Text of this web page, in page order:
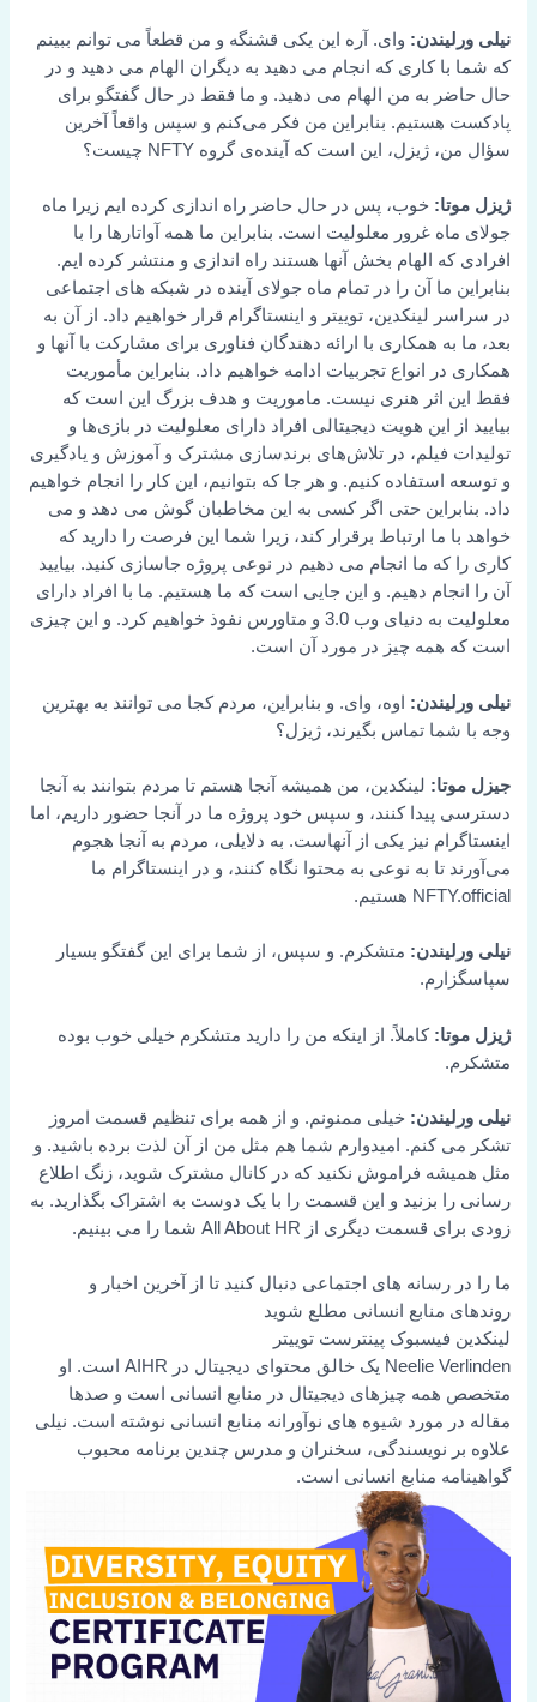
نیلی ورلیندن: وای. آره این یکی قشنگه و من قطعاً می توانم ببینم
که شما با کاری که انجام می دهید به دیگران الهام می دهید و در
حال حاضر به من الهام می دهید. و ما فقط در حال گفتگو برای
پادکست هستیم. بنابراین من فکر می‌کنم و سپس واقعاً آخرین
سؤال من، ژیزل، این است که آینده‌ی گروه NFTY چیست؟
ژیزل موتا: خوب، پس در حال حاضر راه اندازی کرده ایم زیرا ماه
جولای ماه غرور معلولیت است. بنابراین ما همه آواتارها را با
افرادی که الهام بخش آنها هستند راه اندازی و منتشر کرده ایم.
بنابراین ما آن را در تمام ماه جولای آینده در شبکه های اجتماعی
در سراسر لینکدین، توییتر و اینستاگرام قرار خواهیم داد. از آن به
بعد، ما به همکاری با ارائه دهندگان فناوری برای مشارکت با آنها و
همکاری در انواع تجربیات ادامه خواهیم داد. بنابراین مأموریت
فقط این اثر هنری نیست. ماموریت و هدف بزرگ این است که
بیایید از این هویت دیجیتالی افراد دارای معلولیت در بازی‌ها و
تولیدات فیلم، در تلاش‌های برندسازی مشترک و آموزش و یادگیری
و توسعه استفاده کنیم. و هر جا که بتوانیم، این کار را انجام خواهیم
داد. بنابراین حتی اگر کسی به این مخاطبان گوش می دهد و می
خواهد با ما ارتباط برقرار کند، زیرا شما این فرصت را دارید که
کاری را که ما انجام می دهیم در نوعی پروژه جاسازی کنید. بیایید
آن را انجام دهیم. و این جایی است که ما هستیم. ما با افراد دارای
معلولیت به دنیای وب 3.0 و متاورس نفوذ خواهیم کرد. و این چیزی
است که همه چیز در مورد آن است.
نیلی ورلیندن: اوه، وای. و بنابراین، مردم کجا می توانند به بهترین
وجه با شما تماس بگیرند، ژیزل؟
جیزل موتا: لینکدین، من همیشه آنجا هستم تا مردم بتوانند به آنجا
دسترسی پیدا کنند، و سپس خود پروژه ما در آنجا حضور داریم، اما
اینستاگرام نیز یکی از آنهاست. به دلایلی، مردم به آنجا هجوم
می‌آورند تا به نوعی به محتوا نگاه کنند، و در اینستاگرام ما
NFTY.official هستیم.
نیلی ورلیندن: متشکرم. و سپس، از شما برای این گفتگو بسیار
سپاسگزارم.
ژیزل موتا: کاملاً. از اینکه من را دارید متشکرم خیلی خوب بوده
متشکرم.
نیلی ورلیندن: خیلی ممنونم. و از همه برای تنظیم قسمت امروز
تشکر می کنم. امیدوارم شما هم مثل من از آن لذت برده باشید. و
مثل همیشه فراموش نکنید که در کانال مشترک شوید، زنگ اطلاع
رسانی را بزنید و این قسمت را با یک دوست به اشتراک بگذارید. به
زودی برای قسمت دیگری از All About HR شما را می بینیم.
ما را در رسانه های اجتماعی دنبال کنید تا از آخرین اخبار و
روندهای منابع انسانی مطلع شوید
لینکدین فیسبوک پینترست توییتر
Neelie Verlinden یک خالق محتوای دیجیتال در AIHR است. او
متخصص همه چیزهای دیجیتال در منابع انسانی است و صدها
مقاله در مورد شیوه های نوآورانه منابع انسانی نوشته است. نیلی
علاوه بر نویسندگی، سخنران و مدرس چندین برنامه محبوب
گواهینامه منابع انسانی است.